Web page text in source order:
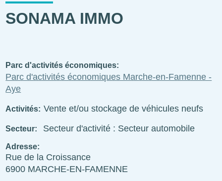
SONAMA IMMO
Parc d'activités économiques
Parc d'activités économiques Marche-en-Famenne -
Aye
Activités Vente et/ou stockage de véhicules neufs
Secteur Secteur d'activité : Secteur automobile
Adresse
Rue de la Croissance
6900 MARCHE-EN-FAMENNE